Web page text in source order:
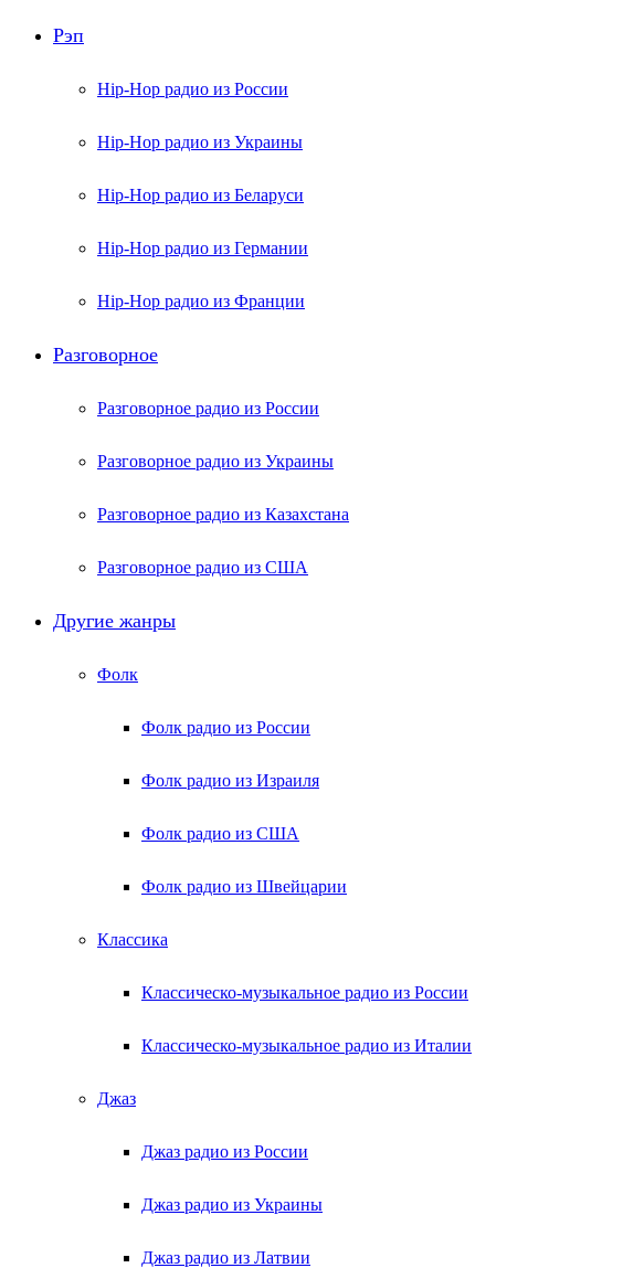
Рэп
Hip-Hop радио из России
Hip-Hop радио из Украины
Hip-Hop радио из Беларуси
Hip-Hop радио из Германии
Hip-Hop радио из Франции
Разговорное
Разговорное радио из России
Разговорное радио из Украины
Разговорное радио из Казахстана
Разговорное радио из США
Другие жанры
Фолк
Фолк радио из России
Фолк радио из Израиля
Фолк радио из США
Фолк радио из Швейцарии
Классика
Классическо-музыкальное радио из России
Классическо-музыкальное радио из Италии
Джаз
Джаз радио из России
Джаз радио из Украины
Джаз радио из Латвии